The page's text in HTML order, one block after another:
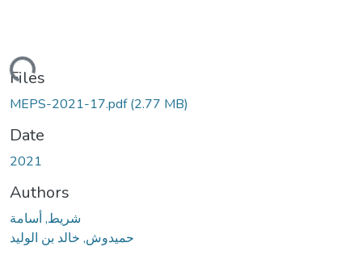
Files
MEPS-2021-17.pdf(2.77 MB)
Date
2021
Authors
شريط, أسامة
حميدوش, خالد بن الوليد